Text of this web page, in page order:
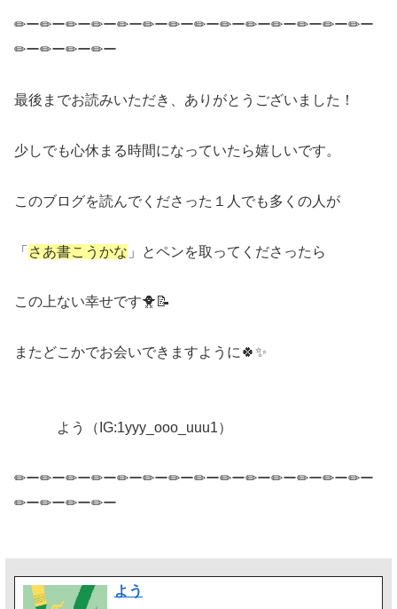
✏ー✏ー✏ー✏ー✏ー✏ー✏ー✏ー✏ー✏ー✏ー✏ー✏ー✏ー
✏ー✏ー✏ー✏ー
最後までお読みいただき、ありがとうございました！
少しでも心休まる時間になっていたら嬉しいです。
このブログを読んでくださった１人でも多くの人が
「 さあ書こうかな 」とペンを取ってくださったら
この上ない幸せです🐥📝
またどこかでお会いできますように🍀✨
よう（IG:1yyy_ooo_uuu1）
✏ー✏ー✏ー✏ー✏ー✏ー✏ー✏ー✏ー✏ー✏ー✏ー✏ー✏ー
✏ー✏ー✏ー✏ー
よう